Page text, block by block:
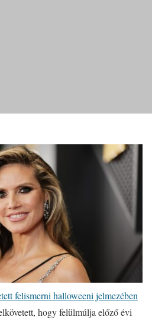
felismerni halloweeni jelmezében
hogy felülmúlja előző évi